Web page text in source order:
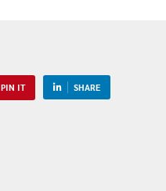
PIN IT SHARE